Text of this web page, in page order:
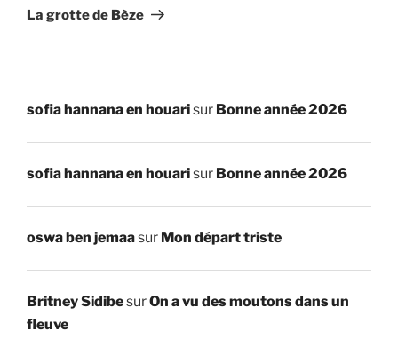
suivant
La grotte de Bèze
sofia hannana en houarisur Bonne année 2026
sofia hannana en houarisur Bonne année 2026
oswa ben jemaasur Mon départ triste
Britney SidibesurOn a vu des moutons dans un
fleuve